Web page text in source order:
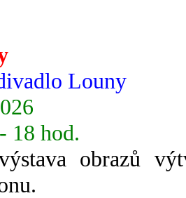
Louny
18 hod.
obrazů